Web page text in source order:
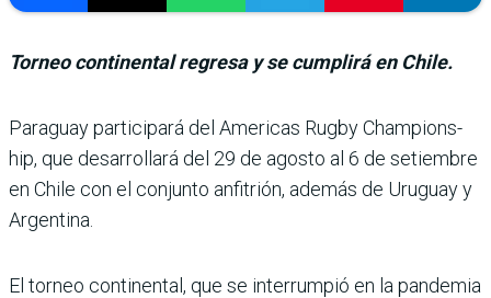
Torneo continental regresa y se cumplirá en Chile.
Paraguay participará del Americas Rugby Champions­
hip, que desarrollará del 29 de agosto al 6 de setiembre
en Chile con el conjunto anfi­trión, además de Uruguay y
Argentina.
El torneo continental, que se interrumpió en la pan­demia